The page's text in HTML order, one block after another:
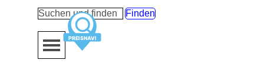
Finden
Menü überspringen